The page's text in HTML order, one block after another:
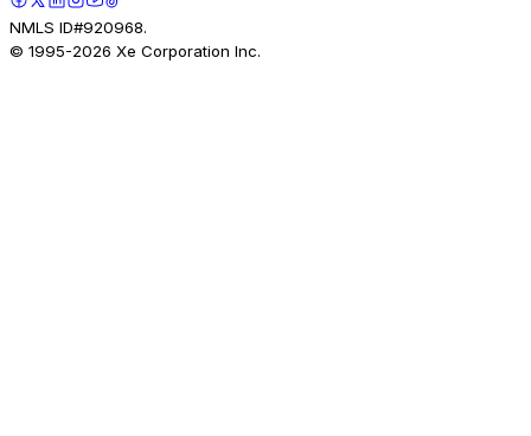
NMLS ID#920968.
© 1995-2026 Xe Corporation Inc.